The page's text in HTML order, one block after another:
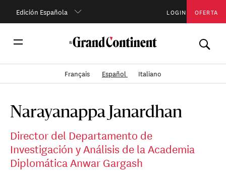
Edición Española LOGIN OFERTA
Français Español Italiano
Narayanappa Janardhan
Director del Departamento de
Investigación y Análisis de la Academia
Diplomática Anwar Gargash